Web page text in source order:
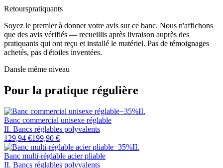
Retourspratiquants
Soyez le premier à donner votre avis sur ce banc. Nous n'affichons
que des avis vérifiés — recueillis après livraison auprès des
pratiquants qui ont reçu et installé le matériel. Pas de témoignages
achetés, pas d'étoiles inventées.
Dansle même niveau
Pour la pratique régulière
−35%II.
Banc commercial unisexe réglable
II. Bancs réglables polyvalents
129,94 €199,90 €
−35%II.
Banc multi-réglable acier pliable
II. Bancs réglables polyvalents